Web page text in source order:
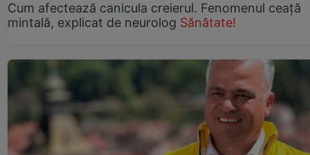
Cum afectează canicula creierul. Fenomenul ceață
mintală, explicat de neurolog Sănătate!